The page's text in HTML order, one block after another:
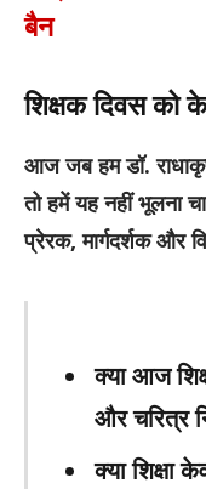
बैन
शिक्षक दिवस को
आज जब हम डॉ.
तो हमें यह नहीं भूलना
प्रेरक, मार्गदर्शक और
क्या आज
और चरित्र
क्या शिक्षा